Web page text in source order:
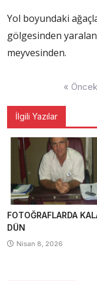
Yol boyundaki
gölgesinden
meyvesinden.
«
İlgili Yazılar
FOTOĞRAFLARDA
DÜN
Nisan 8, 2026